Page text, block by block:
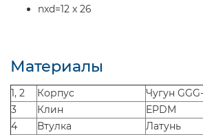
nxd=12 x 26
Материалы
1, 2 Корпус
Чугун
3
Клин
EPDM
4
Втулка
Латунь